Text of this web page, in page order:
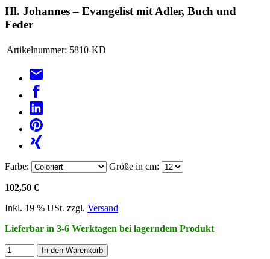
Hl. Johannes – Evangelist mit Adler, Buch und
Feder
Artikelnummer: 5810-KD
Farbe: Größe in cm:
102,50 €
Inkl. 19 % USt. zzgl. Versand
Lieferbar in 3-6 Werktagen bei lagerndem Produkt
In den Warenkorb